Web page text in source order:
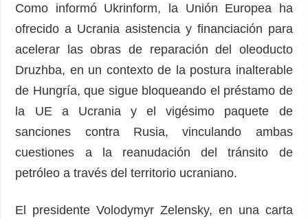
Como informó Ukrinform, la Unión Europea ha
ofrecido a Ucrania asistencia y financiación para
acelerar las obras de reparación del oleoducto
Druzhba, en un contexto de la postura inalterable
de Hungría, que sigue bloqueando el préstamo de
la UE a Ucrania y el vigésimo paquete de
sanciones contra Rusia, vinculando ambas
cuestiones a la reanudación del tránsito de
petróleo a través del territorio ucraniano.
El presidente Volodymyr Zelensky, en una carta